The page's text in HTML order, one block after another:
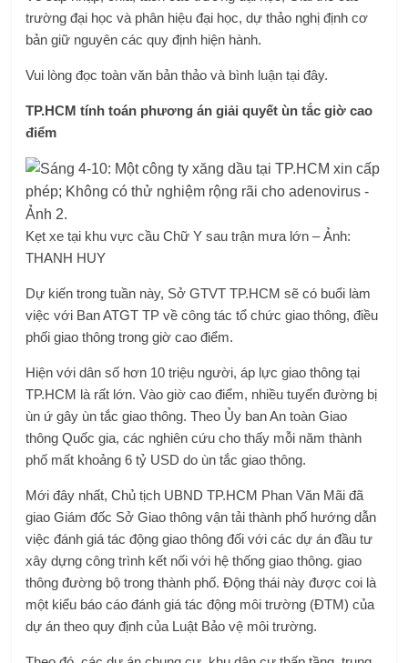
trường đại học và phân hiệu đại học, dự thảo nghị định cơ
bản giữ nguyên các quy định hiện hành.
Vui lòng đọc toàn văn bản thảo và bình luận tại đây.
TP.HCM tính toán phương án giải quyết ùn tắc giờ cao
điểm
Kẹt xe tại khu vực cầu Chữ Y sau trận mưa lớn – Ảnh:
THANH HUY
Dự kiến ​​trong tuần này, Sở GTVT TP.HCM sẽ có buổi làm
việc với Ban ATGT TP về công tác tổ chức giao thông, điều
phối giao thông trong giờ cao điểm.
Hiện với dân số hơn 10 triệu người, áp lực giao thông tại
TP.HCM là rất lớn. Vào giờ cao điểm, nhiều tuyến đường bị
ùn ứ gây ùn tắc giao thông. Theo Ủy ban An toàn Giao
thông Quốc gia, các nghiên cứu cho thấy mỗi năm thành
phố mất khoảng 6 tỷ USD do ùn tắc giao thông.
Mới đây nhất, Chủ tịch UBND TP.HCM Phan Văn Mãi đã
giao Giám đốc Sở Giao thông vận tải thành phố hướng dẫn
việc đánh giá tác động giao thông đối với các dự án đầu tư
xây dựng công trình kết nối với hệ thống giao thông. giao
thông đường bộ trong thành phố. Động thái này được coi là
một kiểu báo cáo đánh giá tác động môi trường (ĐTM) của
dự án theo quy định của Luật Bảo vệ môi trường.